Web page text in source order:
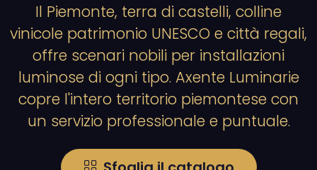
Il Piemonte, terra di castelli, colline
vinicole patrimonio UNESCO e città regali,
offre scenari nobili per installazioni
luminose di ogni tipo. Axente Luminarie
copre l'intero territorio piemontese con
un servizio professionale e puntuale.